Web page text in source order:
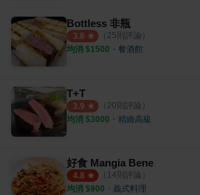
Bottless 非瓶
3.8 （ 25則評論）
均消 $1500 ・ 餐酒館
T+T
3.9 （ 20則評論）
均消 $3000 ・ 精緻高級
好食 Mangia Bene
4.8 （ 14則評論）
均消 $900 ・ 義式料理